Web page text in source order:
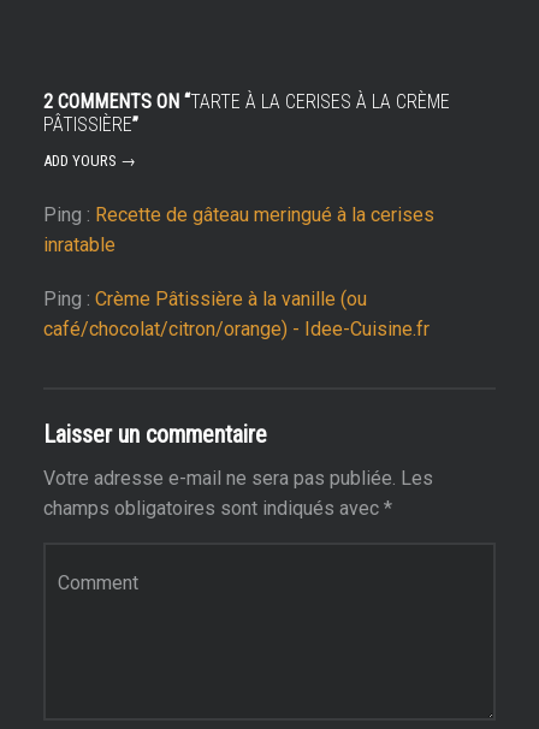
2 COMMENTS ON “TARTE À LA CERISES À LA CRÈME
PÂTISSIÈRE”
ADD YOURS →
Ping : Recette de gâteau meringué à la cerises
inratable
Ping : Crème Pâtissière à la vanille (ou
café/chocolat/citron/orange) - Idee-Cuisine.fr
Laisser un commentaire
Votre adresse e-mail ne sera pas publiée. Les
champs obligatoires sont indiqués avec *